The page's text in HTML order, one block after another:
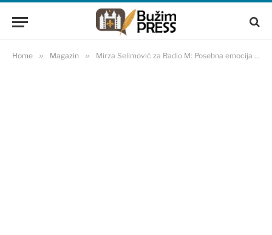
Home » Magazin » Mirza Selimović za Radio M: Posebna emocija me veže za pjesmu ‘Dvoboj’